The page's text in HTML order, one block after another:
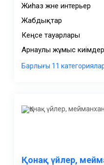
Жиһаз және интерьер
Жабдықтар
Кеңсе тауарлары
Арнаулы жұмыс
Қонақ үйлер,